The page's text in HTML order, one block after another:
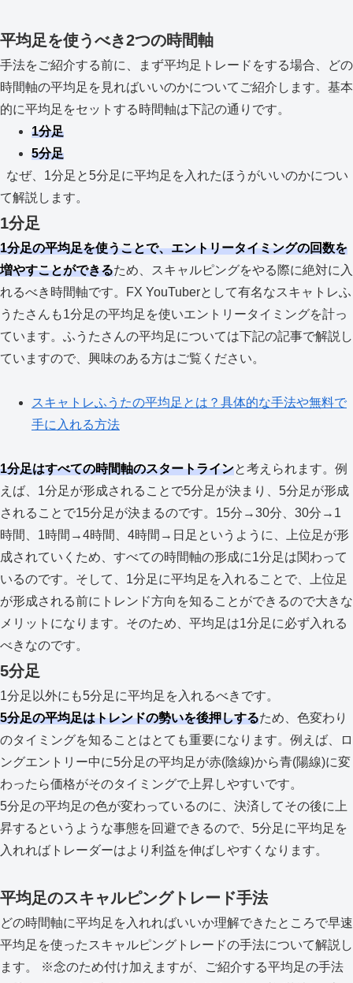
平均足を使うべき2つの時間軸
手法をご紹介する前に、まず平均足トレードをする場合、どの
時間軸の平均足を見ればいいのかについてご紹介します。基本
的に平均足をセットする時間軸は下記の通りです。
1分足
5分足
なぜ、1分足と5分足に平均足を入れたほうがいいのかについ
て解説します。
1分足
1分足の平均足を使うことで、エントリータイミングの回数を
増やすことができるため、スキャルピングをやる際に絶対に入
れるべき時間軸です。FX YouTuberとして有名なスキャトレふ
うたさんも1分足の平均足を使いエントリータイミングを計っ
ています。ふうたさんの平均足については下記の記事で解説し
ていますので、興味のある方はご覧ください。
スキャトレふうたの平均足とは？具体的な手法や無料で
手に入れる方法
1分足はすべての時間軸のスタートラインと考えられます。例
えば、1分足が形成されることで5分足が決まり、5分足が形成
されることで15分足が決まるのです。15分→30分、30分→1
時間、1時間→4時間、4時間→日足というように、上位足が形
成されていくため、すべての時間軸の形成に1分足は関わって
いるのです。そして、1分足に平均足を入れることで、上位足
が形成される前にトレンド方向を知ることができるので大きな
メリットになります。そのため、平均足は1分足に必ず入れる
べきなのです。
5分足
1分足以外にも5分足に平均足を入れるべきです。
5分足の平均足はトレンドの勢いを後押しするため、色変わり
のタイミングを知ることはとても重要になります。例えば、ロ
ングエントリー中に5分足の平均足が赤(陰線)から青(陽線)に変
わったら価格がそのタイミングで上昇しやすいです。
5分足の平均足の色が変わっているのに、決済してその後に上
昇するというような事態を回避できるので、5分足に平均足を
入れればトレーダーはより利益を伸ばしやすくなります。
平均足のスキャルピングトレード手法
どの時間軸に平均足を入れればいいか理解できたところで早速
平均足を使ったスキャルピングトレードの手法について解説し
ます。 ※念のため付け加えますが、ご紹介する平均足の手法